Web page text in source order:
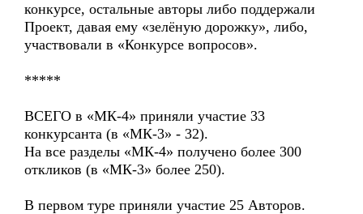
конкурсе, остальные авторы либо поддержали
Проект, давая ему «зелёную дорожку», либо,
участвовали в «Конкурсе вопросов».
*****
ВСЕГО в «МК-4» приняли участие 33
конкурсанта (в «МК-3» - 32).
На все разделы «МК-4» получено более 300
откликов (в «МК-3» более 250).
В первом туре приняли участие 25 Авторов.